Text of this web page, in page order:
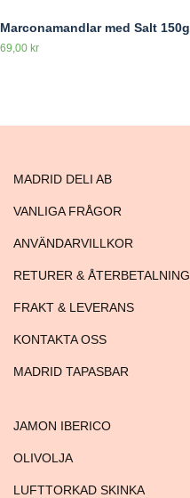
Marconamandlar med Salt 150g
69,00 kr
MADRID DELI AB
VANLIGA FRÅGOR
ANVÄNDARVILLKOR
RETURER & ÅTERBETALNING
FRAKT & LEVERANS
KONTAKTA OSS
MADRID TAPASBAR
JAMON IBERICO
OLIVOLJA
LUFTTORKAD SKINKA